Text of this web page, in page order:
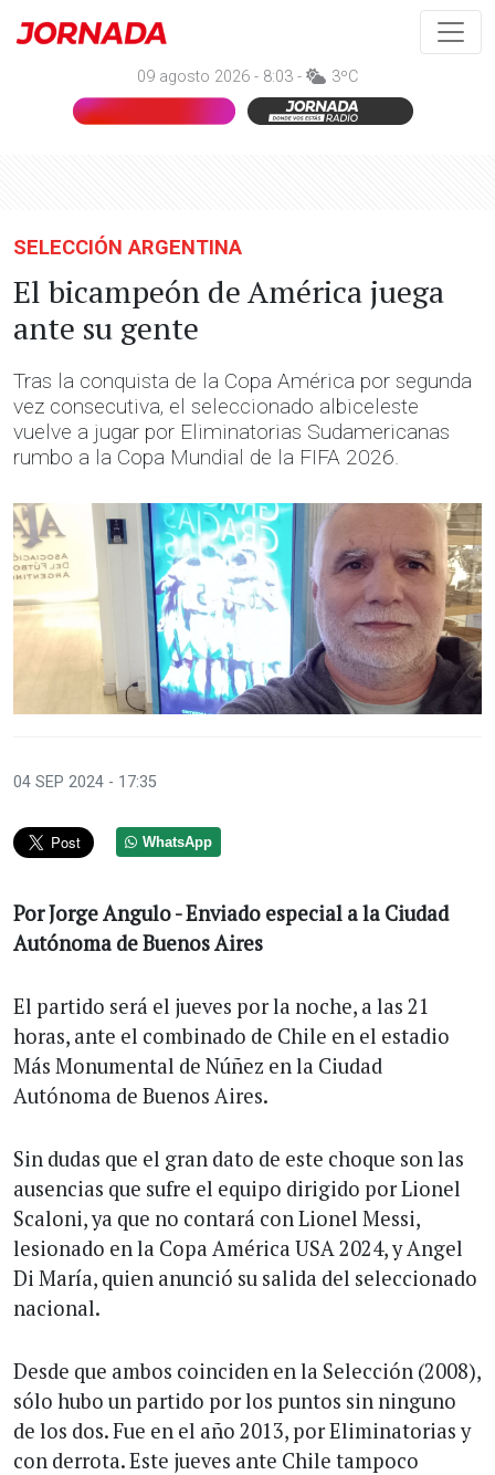
09 agosto 2026 - 8:03 - 3ºC
SELECCIÓN ARGENTINA
El bicampeón de América juega
ante su gente
Tras la conquista de la Copa América por segunda
vez consecutiva, el seleccionado albiceleste
vuelve a jugar por Eliminatorias Sudamericanas
rumbo a la Copa Mundial de la FIFA 2026.
04 SEP 2024 - 17:35
WhatsApp
Por Jorge Angulo - Enviado especial a la Ciudad
Autónoma de Buenos Aires
El partido será el jueves por la noche, a las 21
horas, ante el combinado de Chile en el estadio
Más Monumental de Núñez en la Ciudad
Autónoma de Buenos Aires.
Sin dudas que el gran dato de este choque son las
ausencias que sufre el equipo dirigido por Lionel
Scaloni, ya que no contará con Lionel Messi,
lesionado en la Copa América USA 2024, y Angel
Di María, quien anunció su salida del seleccionado
nacional.
Desde que ambos coinciden en la Selección (2008),
sólo hubo un partido por los puntos sin ninguno
de los dos. Fue en el año 2013, por Eliminatorias y
con derrota. Este jueves ante Chile tampoco